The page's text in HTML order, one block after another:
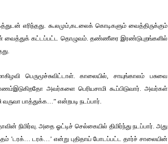
எரிந்தது. கூலமும்,கடலைக் கொடிகளும் வைத்திருக்கும்
வைத்துக் கட்டப்பட்ட தொழுவம். தண்ணீரை இரண்டுபுறங்களில்
பெருமூச்சுவிட்டாள். காலையில், சாயுங்காலம் பசுவை
அவர்களை பெரியசாமி கூப்பிடுவார். அவர்கள்
பாத்துக்க…” என்றபடி நடப்பார்.
நிமிர்வு. அதை ஓட்டிச் செல்கையில் திமிர்ந்து நடப்பார். அது
’டரக்… டரக்…’ என்று புதிதாய் போடப்பட்ட தார்ச் சாலையின்